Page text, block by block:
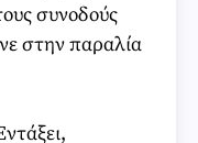
συνοδούς
στην παραλία